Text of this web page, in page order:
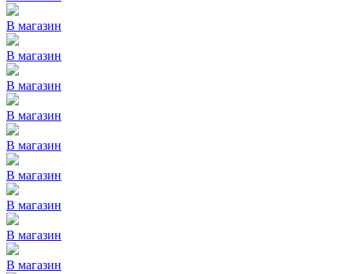
В магазин
В магазин
В магазин
В магазин
В магазин
В магазин
В магазин
В магазин
В магазин